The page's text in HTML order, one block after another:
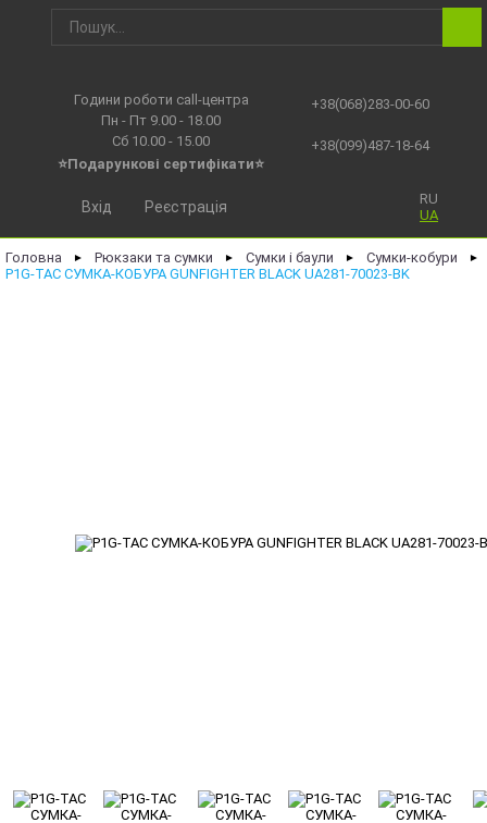
Години роботи call-центра
Пн - Пт 9.00 - 18.00
Сб 10.00 - 15.00
⭐Подарункові сертифікати⭐
+38(068)283-00-60
+38(099)487-18-64
RU
UA
Вхід Реєстрація
Головна ► Рюкзаки та сумки ► Сумки і баули ► Сумки-кобури ►
P1G-TAC СУМКА-КОБУРА GUNFIGHTER BLACK UA281-70023-BK